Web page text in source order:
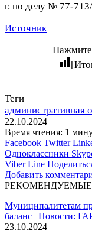
г. по делу № 77-
Источник
Теги
административная
22.10.2024
Время чтения: 1
Facebook Twitter
Одноклассники
Viber Line
Добавить
РЕКОМЕНДУЕМЫЕ
Муниципалитетам
баланс | Новости:
23.10.2024